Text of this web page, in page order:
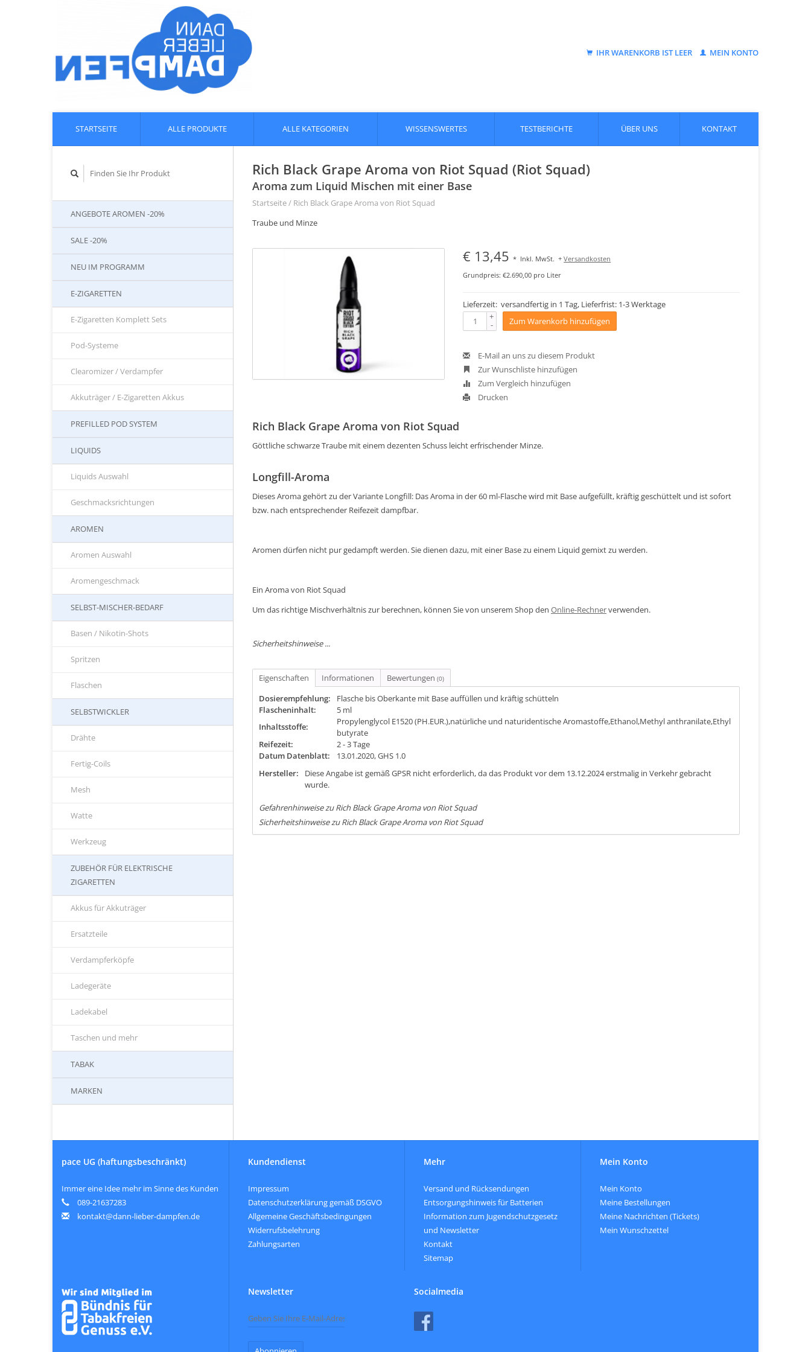
IHR WARENKORB IST LEER MEIN KONTO
STARTSEITE ALLE PRODUKTE ALLE KATEGORIEN WISSENSWERTES TESTBERICHTE ÜBER UNS KONTAKT
ANGEBOTE AROMEN -20%
SALE -20%
NEU IM PROGRAMM
E-ZIGARETTEN
E-Zigaretten Komplett Sets
Pod-Systeme
Clearomizer / Verdampfer
Akkuträger / E-Zigaretten Akkus
PREFILLED POD SYSTEM
LIQUIDS
Liquids Auswahl
Geschmacksrichtungen
AROMEN
Aromen Auswahl
Aromengeschmack
SELBST-MISCHER-BEDARF
Basen / Nikotin-Shots
Spritzen
Flaschen
SELBSTWICKLER
Drähte
Fertig-Coils
Mesh
Watte
Werkzeug
ZUBEHÖR FÜR ELEKTRISCHE
ZIGARETTEN
Akkus für Akkuträger
Ersatzteile
Verdampferköpfe
Ladegeräte
Ladekabel
Taschen und mehr
TABAK
MARKEN
Rich Black Grape Aroma von Riot Squad (Riot Squad)
Aroma zum Liquid Mischen mit einer Base
Startseite/ Rich Black Grape Aroma von Riot Squad
Traube und Minze
€ 13,45* Inkl. MwSt. +Versandkosten
Grundpreis: €2.690,00 pro Liter
Lieferzeit: versandfertig in 1 Tag, Lieferfrist: 1-3 Werktage
+
- Zum Warenkorb hinzufügen
E-Mail an uns zu diesem Produkt
Zur Wunschliste hinzufügen
Zum Vergleich hinzufügen
Drucken
Rich Black Grape Aroma von Riot Squad
Göttliche schwarze Traube mit einem dezenten Schuss leicht erfrischender Minze.
Longfill-Aroma
Dieses Aroma gehört zu der Variante Longfill: Das Aroma in der 60 ml-Flasche wird mit Base aufgefüllt, kräftig geschüttelt und ist sofort
bzw. nach entsprechender Reifezeit dampfbar.
Aromen dürfen nicht pur gedampft werden. Sie dienen dazu, mit einer Base zu einem Liquid gemixt zu werden.
Ein Aroma von Riot Squad
Um das richtige Mischverhältnis zur berechnen, können Sie von unserem Shop den Online-Rechnerverwenden.
Sicherheitshinweise ...
Eigenschaften Informationen Bewertungen (0)
Dosierempfehlung:
Flasche bis Oberkante mit Base auffüllen und kräftig schütteln
Flascheninhalt:
5 ml
Inhaltsstoffe:
Propylenglycol E1520 (PH.EUR.),natürliche und naturidentische Aromastoffe,Ethanol,Methyl anthranilate,Ethyl
butyrate
Reifezeit:
2 - 3 Tage
Datum Datenblatt:
13.01.2020, GHS 1.0
Hersteller:
Diese Angabe ist gemäß GPSR nicht erforderlich, da das Produkt vor dem 13.12.2024 erstmalig in Verkehr gebracht
wurde.
Gefahrenhinweise zu Rich Black Grape Aroma von Riot Squad
Sicherheitshinweise zu Rich Black Grape Aroma von Riot Squad
pace UG (haftungsbeschränkt)
Immer eine Idee mehr im Sinne des Kunden
089-21637283
kontakt@dann-lieber-dampfen.de
Kundendienst
Impressum
Datenschutzerklärung gemäß DSGVO
Allgemeine Geschäftsbedingungen
Widerrufsbelehrung
Zahlungsarten
Mehr
Versand und Rücksendungen
Entsorgungshinweis für Batterien
Information zum Jugendschutzgesetz
und Newsletter
Kontakt
Sitemap
Mein Konto
Mein Konto
Meine Bestellungen
Meine Nachrichten (Tickets)
Mein Wunschzettel
Newsletter Socialmedia